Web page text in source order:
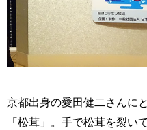
京都出身の愛田健二さんに
「松茸」。手で松茸を裂い